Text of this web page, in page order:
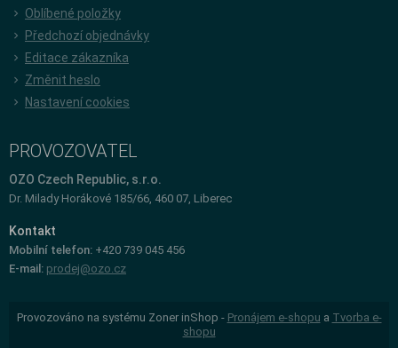
Oblíbené položky
Předchozí objednávky
Editace zákazníka
Změnit heslo
Nastavení cookies
PROVOZOVATEL
OZO Czech Republic, s.r.o.
Dr. Milady Horákové 185/66, 460 07, Liberec
Kontakt
Mobilní telefon: +420 739 045 456
E-mail: prodej@ozo.cz
Provozováno na systému Zoner inShop - Pronájem e-shopu a Tvorba e-
shopu